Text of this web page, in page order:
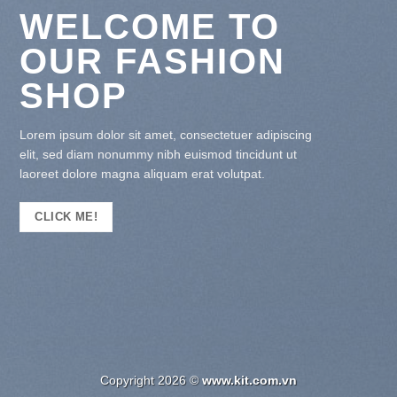
WELCOME TO
OUR FASHION
SHOP
Lorem ipsum dolor sit amet, consectetuer adipiscing
elit, sed diam nonummy nibh euismod tincidunt ut
laoreet dolore magna aliquam erat volutpat.
CLICK ME!
Copyright 2026 ©www.kit.com.vn